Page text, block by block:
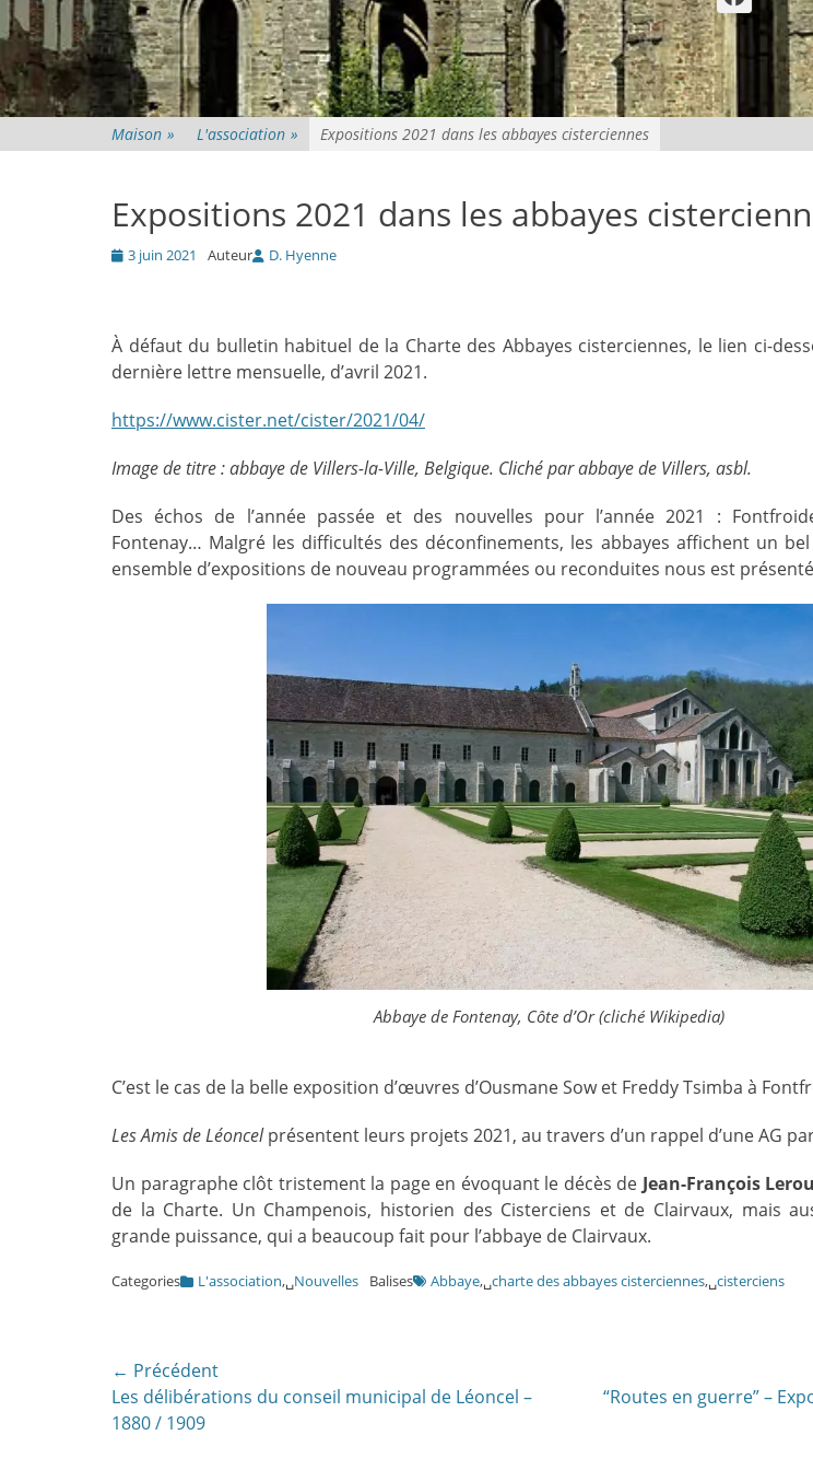
Maison » L'association » Expositions 2021 dans les abbayes cisterciennes
Expositions 2021 dans les abbayes
Posté3 juin 2021 Auteur D. Hyenne
À défaut du bulletin habituel de la Charte des Abbayes cisterciennes, le lien ci-
dernière lettre mensuelle, d’avril 2021.
https://www.cister.net/cister/2021/04/
Image de titre : abbaye de Villers-la-Ville, Belgique. Cliché par abbaye de Villers, asbl.
Des échos de l’année passée et des nouvelles pour l’année 2021 :
Fontenay… Malgré les difficultés des déconfinements, les abbayes affichent un
ensemble d’expositions de nouveau programmées ou reconduites nous est
Abbaye de Fontenay, Côte d’Or (cliché Wikipedia)
C’est le cas de la belle exposition d’œuvres d’Ousmane Sow et Freddy Tsimba à
Les Amis de Léoncelprésentent leurs projets 2021, au travers d’un rappel d’une AG
Un paragraphe clôt tristement la page en évoquant le décès de Jean-François
de la Charte. Un Champenois, historien des Cisterciens et de Clairvaux, mais
grande puissance, qui a beaucoup fait pour l’abbaye de Clairvaux.
Categories L'association,␣Nouvelles Balises Abbaye,␣charte des abbayes cisterciennes,␣cisterciens
Navigation
de
← Précédent
Article
précédent:
Les délibérations du conseil municipal de Léoncel –
1880 / 1909
“Routes en guerre” –